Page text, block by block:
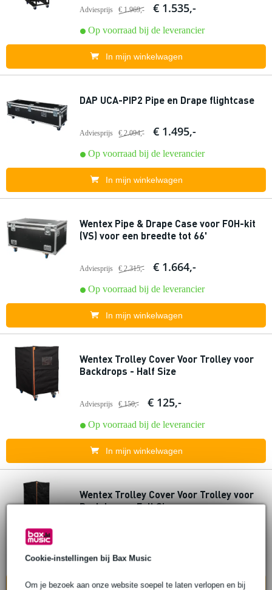
Cookie-instellingen bij Bax Music
Om je bezoek aan onze website soepel te laten verlopen en bij
Adviesprijs € 1.969,- € 1.535,-
Op voorraad bij de leverancier
In mijn winkelwagen
DAP UCA-PIP2 Pipe en Drape flightcase
Adviesprijs € 2.094,- € 1.495,-
Op voorraad bij de leverancier
In mijn winkelwagen
Wentex Pipe & Drape Case voor FOH-kit
(VS) voor een breedte tot 66'
Adviesprijs € 2.315,- € 1.664,-
Op voorraad bij de leverancier
In mijn winkelwagen
Wentex Trolley Cover Voor Trolley voor
Backdrops - Half Size
Adviesprijs € 150,- € 125,-
Op voorraad bij de leverancier
In mijn winkelwagen
Wentex Trolley Cover Voor Trolley voor
Backdrops - Full Size
Op voorraad bij de leverancier
In mijn winkelwagen